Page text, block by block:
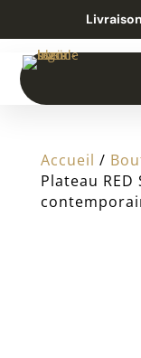
Accueil /
Plateau RED